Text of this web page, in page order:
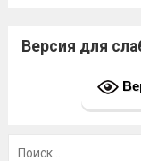
Версия для